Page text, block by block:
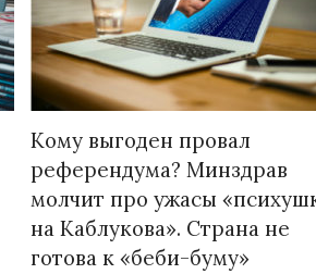
Кому выгоден провал
референдума? Минздрав
молчит про ужасы
на Каблукова». Страна не
готова к «беби-буму»